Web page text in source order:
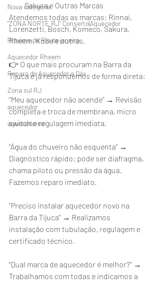
Nova categoria
"ZONA NORTE RJ" Conserto|Aquecedor
Próximo de Rio de janeiro
Aquecedor Rheem
Reparo de Aquecedor a Gás
Zona sul RJ
aquecedor
aquecedores
Sakura e Outras Marcas
Atendemos todas as marcas: Rinnai,
Lorenzetti, Bosch, Komeco, Sakura,
Rheem, Kobe e outras.
👉 O que mais procuram na Barra da
Tijuca e já respondemos de forma direta:
“Meu aquecedor não acende” → Revisão
completa e troca de membrana, micro
switch e regulagem imediata.
“Água do chuveiro não esquenta” →
Diagnóstico rápido: pode ser diafragma,
chama piloto ou pressão da água.
Fazemos reparo imediato.
“Preciso instalar aquecedor novo na
Barra da Tijuca” → Realizamos
instalação com tubulação, regulagem e
certificado técnico.
“Qual marca de aquecedor é melhor?” →
Trabalhamos com todas e indicamos a